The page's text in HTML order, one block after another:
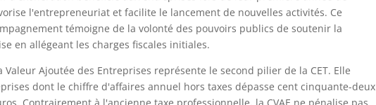
l'entrepreneuriat et facilite le lancement de nouvelles activités. Ce
témoigne de la volonté des pouvoirs publics de soutenir la
en allégeant les charges fiscales initiales.
Valeur Ajoutée des Entreprises représente le second pilier de la CET. Elle
dont le chiffre d'affaires annuel hors taxes dépasse cent cinquante-deux